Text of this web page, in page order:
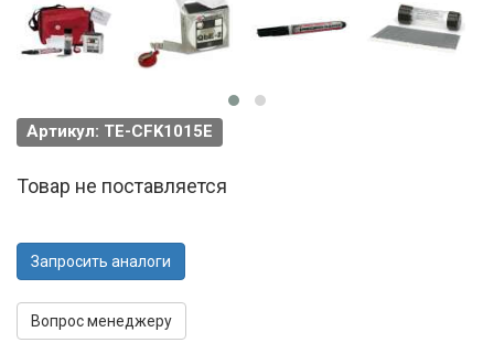
Артикул: TE-CFK1015E
Товар не поставляется
Запросить аналоги
Вопрос менеджеру